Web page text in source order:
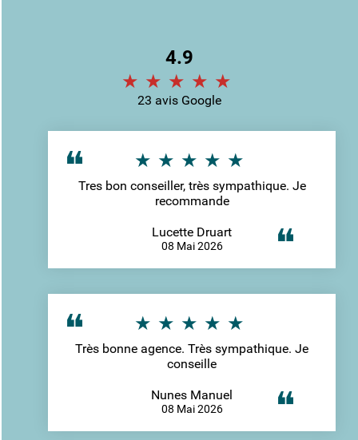
4.9
23 avis Google
Tres bon conseiller, très sympathique. Je
recommande
Lucette Druart
08 Mai 2026
Très bonne agence. Très sympathique. Je
conseille
Nunes Manuel
08 Mai 2026